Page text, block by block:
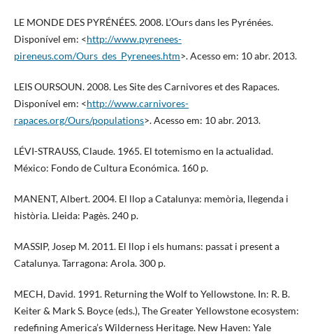
LE MONDE DES PYRÉNÉES. 2008. L’Ours dans les Pyrénées.
Disponível em: <http://www.pyrenees-
pireneus.com/Ours_des_Pyrenees.htm>. Acesso em: 10 abr. 2013.
LEIS OURSOUN. 2008. Les Site des Carnivores et des Rapaces.
Disponível em: <http://www.carnivores-
rapaces.org/Ours/populations>. Acesso em: 10 abr. 2013.
LÉVI-STRAUSS, Claude. 1965. El totemismo en la actualidad.
México: Fondo de Cultura Económica. 160 p.
MANENT, Albert. 2004. El llop a Catalunya: memòria, llegenda i
història. Lleida: Pagès. 240 p.
MASSIP, Josep M. 2011. El llop i els humans: passat i present a
Catalunya. Tarragona: Arola. 300 p.
MECH, David. 1991. Returning the Wolf to Yellowstone. In: R. B.
Keiter & Mark S. Boyce (eds.), The Greater Yellowstone ecosystem:
redefining America’s Wilderness Heritage. New Haven: Yale